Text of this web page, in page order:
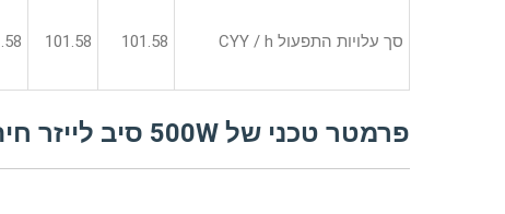
סך עלויות התפעול CYY / h 101.58
101.58
פרמטר טכני של 500W סיב לייזר חיתוך מחיר המכונה